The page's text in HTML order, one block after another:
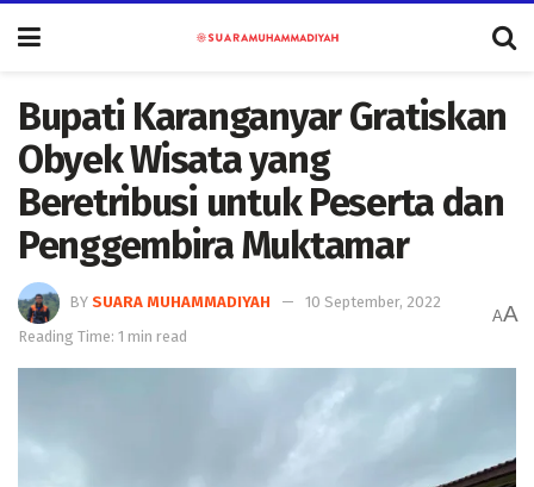
Bupati Karanganyar Gratiskan
Obyek Wisata yang
Beretribusi untuk Peserta dan
Penggembira Muktamar
BY SUARA MUHAMMADIYAH
10 September, 2022
Reading Time: 1 min read
AA